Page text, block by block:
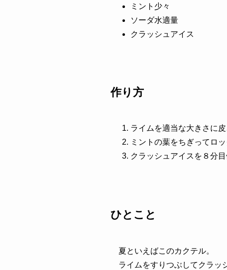
ミント少々
ソーダ水適量
クラッシュアイス
作り方
ライムを適当な大きさに
ミントの葉をちぎってロ
クラッシュアイスを８分
ひとこと
夏といえばこのカクテル。
ライムをすりつぶしてクラッ